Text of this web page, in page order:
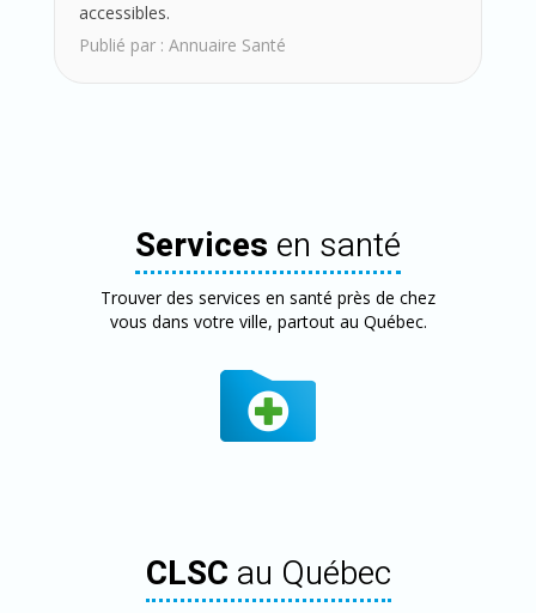
accessibles.
Publié par : Annuaire Santé
Services en santé
Trouver des services en santé près de chez
vous dans votre ville, partout au Québec.
CLSC au Québec